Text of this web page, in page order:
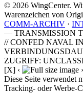
© 2026 WingCenter.
Warenzeichen von
COMM-ARCHIV ·
— TRANSMISSION
// CONFED NAVAL
ZUGRIFF:
[X] ‹
›
Diese Seite verwendet
Tracking- oder Werbe-